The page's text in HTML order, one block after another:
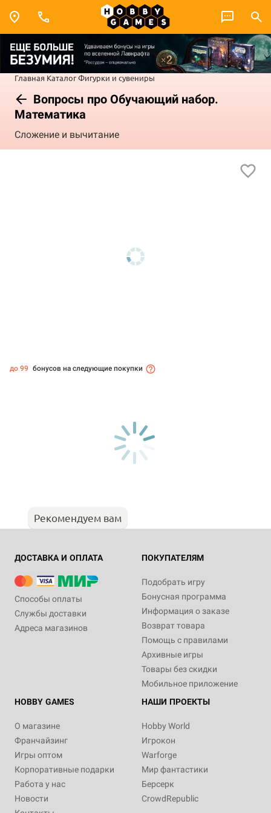
Главная КаталогФигурки и сувениры
Вопросы про Обучающий набор.
Математика
Сложение и вычитание
до 99 бонусов на следующие покупки
Рекомендуем вам
ДОСТАВКА И ОПЛАТА
Способы оплаты
Службы доставки
Адреса магазинов
ПОКУПАТЕЛЯМ
Подобрать игру
Бонусная программа
Информация о заказе
Возврат товара
Помощь с правилами
Архивные игры
Товары без скидки
Мобильное приложение
HOBBY GAMES
О магазине
Франчайзинг
Игры оптом
Корпоративные подарки
Работа у нас
Новости
НАШИ ПРОЕКТЫ
Hobby World
Игрокон
Warforge
Мир фантастики
Берсерк
CrowdRepublic